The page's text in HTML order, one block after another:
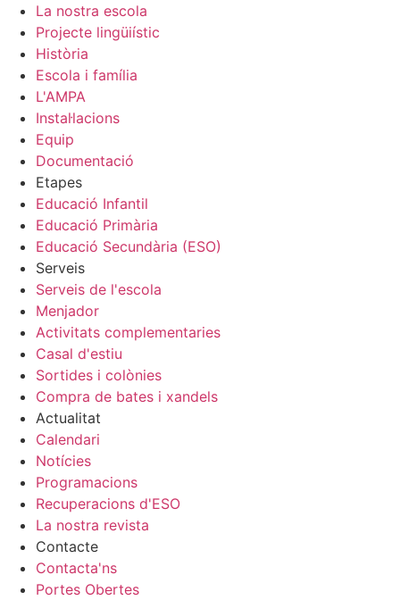
La nostra escola
Projecte lingüiístic
Història
Escola i família
L'AMPA
Instal·lacions
Equip
Documentació
Etapes
Educació Infantil
Educació Primària
Educació Secundària (ESO)
Serveis
Serveis de l'escola
Menjador
Activitats complementaries
Casal d'estiu
Sortides i colònies
Compra de bates i xandels
Actualitat
Calendari
Notícies
Programacions
Recuperacions d'ESO
La nostra revista
Contacte
Contacta'ns
Portes Obertes